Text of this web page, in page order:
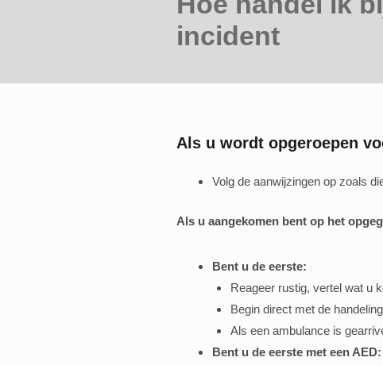
incident
Als u wordt opgeroepen
Volg de aanwijzingen op zoals
Als u aangekomen bent op het
Bent u de eerste:
Reageer rustig, vertel wat u
Begin direct met de
Als een ambulance is
Bent u de eerste met een AED: